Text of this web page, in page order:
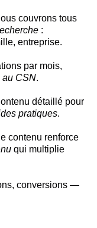
couvrons tous
:
entreprise.
par mois,
au CSN.
détaillé pour
pratiques.
contenu renforce
qui multiplie
conversions —